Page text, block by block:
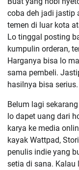
coba deh jadi jastip
temen di luar kota
Lo tinggal posting
kumpulin orderan,
Harganya bisa lo
sama pembeli.
hasilnya bisa serius.
Belum lagi
lo dapet uang dari
karya ke media
kayak Wattpad,
penulis indie yang
setia di sana.